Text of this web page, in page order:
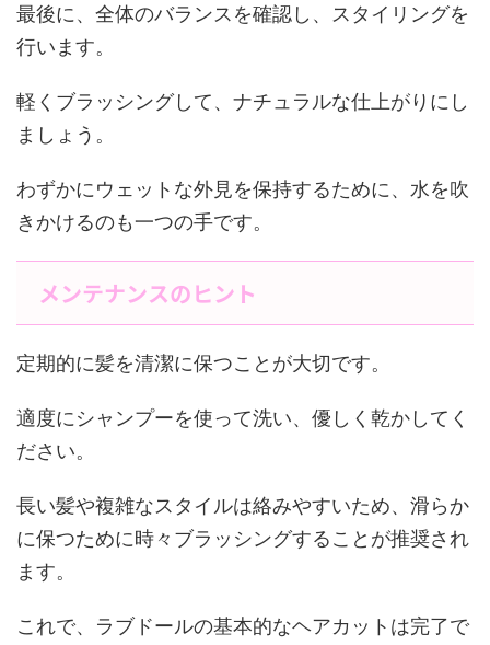
最後に、全体のバランスを確認し、スタイリングを
行います。
軽くブラッシングして、ナチュラルな仕上がりにし
ましょう。
わずかにウェットな外見を保持するために、水を吹
きかけるのも一つの手です。
メンテナンスのヒント
定期的に髪を清潔に保つことが大切です。
適度にシャンプーを使って洗い、優しく乾かしてく
ださい。
長い髪や複雑なスタイルは絡みやすいため、滑らか
に保つために時々ブラッシングすることが推奨され
ます。
これで、ラブドールの基本的なヘアカットは完了で